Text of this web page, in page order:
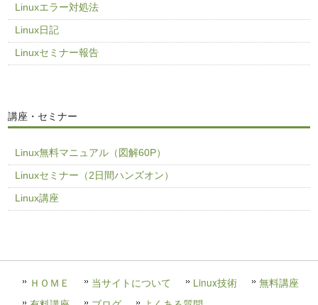
Linuxエラー対処法
Linux日記
Linuxセミナー報告
講座・セミナー
Linux無料マニュアル（図解60P）
Linuxセミナー（2日間ハンズオン）
Linux講座
ＨＯＭＥ 当サイトについて Linux技術
無料講座